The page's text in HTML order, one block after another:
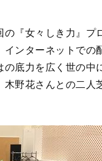
して上演される「さるすべ
野花さんとの二人舞台）
すべての写真を見る